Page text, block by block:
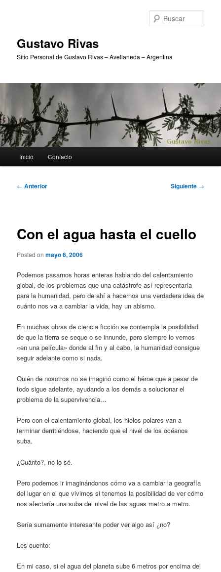
Gustavo Rivas
Sitio Personal de Gustavo Rivas – Avellaneda – Argentina
principal
Inicio Contacto
Navegación
← Anterior Siguiente →
Con el agua hasta el cuello
Posted onmayo 6, 2006
Podemos pasarnos horas enteras hablando del calentamiento
global, de los problemas que una catástrofe así representaría
para la humanidad, pero de ahí a hacernos una verdadera idea de
cuánto nos va a cambiar la vida, hay un abismo.
En muchas obras de ciencia ficción se contempla la posibilidad
de que la tierra se seque o se innunde, pero siempre lo vemos
«en una película» donde al fin y al cabo, la humanidad consigue
seguir adelante como si nada.
Quién de nosotros no se imaginó como el héroe que a pesar de
todo sigue adelante, ayudando a los demás a solucionar el
problema de la supervivencia…
Pero con el calentamiento global, los hielos polares van a
terminar derritiéndose, haciendo que el nivel de los océanos
suba.
¿Cuánto?, no lo sé.
Pero podemos ir imaginándonos cómo va a cambiar la geografía
del lugar en el que vivimos si tenemos la posibilidad de ver cómo
nos afectaría una suba del nivel de las aguas metro a metro.
Sería sumamente interesante poder ver algo así ¿no?
Les cuento:
En mi caso, si el agua del planeta sube 6 metros por encima del